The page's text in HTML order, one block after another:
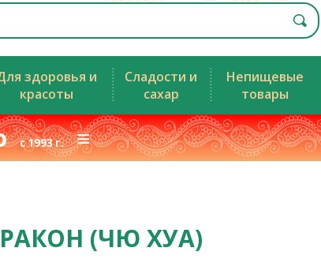
здоровья и
красоты
Сладости и
сахар
Непищевые
товары
с 1993 г.≡
(ЧЮ ХУА)